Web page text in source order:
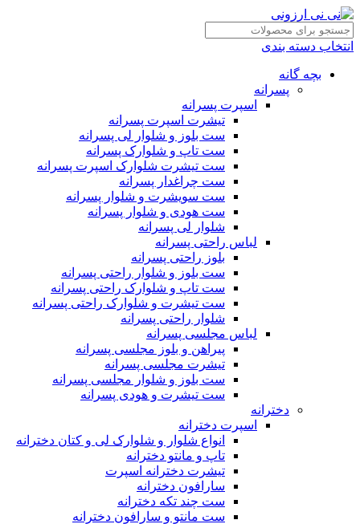
انتخاب دسته بندی
بچه گانه
پسرانه
اسپرت پسرانه
تیشرت اسپرت پسرانه
ست بلوز و شلوار لی پسرانه
ست تاپ و شلوارک پسرانه
ست تیشرت شلوارک اسپرت پسرانه
ست چراغدار پسرانه
ست سویشرت و شلوار پسرانه
ست هودی و شلوار پسرانه
شلوار لی پسرانه
لباس راحتی پسرانه
بلوز راحتی پسرانه
ست بلوز و شلوار راحتی پسرانه
ست تاپ و شلوارک راحتی پسرانه
ست تیشرت و شلوارک راحتی پسرانه
شلوار راحتی پسرانه
لباس مجلسی پسرانه
پیراهن و بلوز مجلسی پسرانه
تیشرت مجلسی پسرانه
ست بلوز و شلوار مجلسی پسرانه
ست تیشرت و هودی پسرانه
دخترانه
اسپرت دخترانه
انواع شلوار و شلوارک لی و کتان دخترانه
تاپ و مانتو دخترانه
تیشرت دخترانه اسپرت
سارافون دخترانه
ست چند تکه دخترانه
ست مانتو و سارافون دخترانه